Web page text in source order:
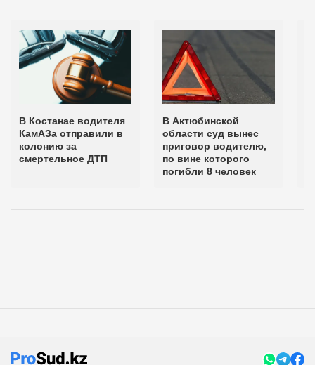
В Костанае водителя
КамАЗа отправили в
колонию за
смертельное ДТП
В Актюбинской
области суд вынес
приговор водителю,
по вине которого
погибли 8 человек